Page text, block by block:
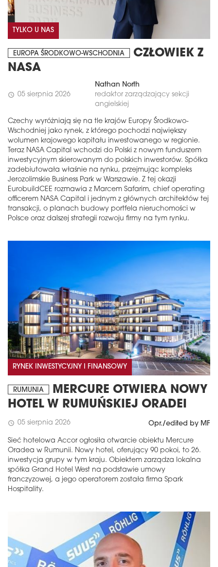
TYLKO U NAS
EUROPA ŚRODKOWO-WSCHODNIA
CZŁOWIEK Z
NASA
schedule 05 sierpnia 2026
Nathan North
redaktor zarządzający sekcji
angielskiej
Czechy wyróżniają się na tle krajów Europy Środkowo-
Wschodniej jako rynek, z którego pochodzi największy
wolumen krajowego kapitału inwestowanego w regionie.
Teraz NASA Capital wchodzi do Polski z nowym funduszem
inwestycyjnym skierowanym do polskich inwestorów. Spółka
zadebiutowała właśnie na rynku, przejmując kompleks
Jerozolimskie Business Park w Warszawie. Z tej okazji
EurobuildCEE rozmawia z Marcem Safarim, chief operating
officerem NASA Capital i jednym z głównych architektów tej
transakcji, o planach budowy portfela nieruchomości w
Polsce oraz dalszej strategii rozwoju firmy na tym rynku.
RYNEK INWESTYCYJNY I FINANSOWY
RUMUNIA
MERCURE OTWIERA NOWY
HOTEL W RUMUŃSKIEJ ORADEI
schedule 05 sierpnia 2026 Opr./edited by MF
Sieć hotelowa Accor ogłosiła otwarcie obiektu Mercure
Oradea w Rumunii. Nowy hotel, oferujący 90 pokoi, to 26.
inwestycja grupy w tym kraju. Obiektem zarządza lokalna
spółka Grand Hotel West na podstawie umowy
franczyzowej, a jego operatorem została firma Spark
Hospitality.